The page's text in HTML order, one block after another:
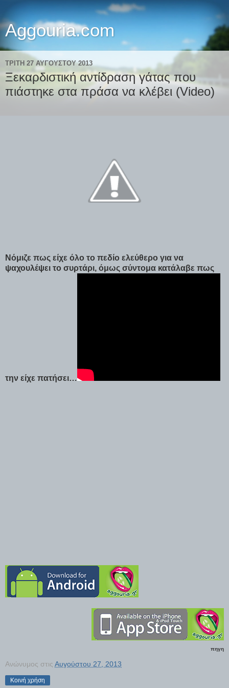
Aggouria.com
ΤΡΊΤΗ 27 ΑΥΓΟΎΣΤΟΥ 2013
Ξεκαρδιστική αντίδραση γάτας που
πιάστηκε στα πράσα να κλέβει (Video)
Νόμιζε πως είχε όλο το πεδίο ελεύθερο για να
ψαχουλέψει το συρτάρι, όμως σύντομα κατάλαβε πως
την είχε πατήσει…
πηγη
Ανώνυμος στις Αυγούστου 27, 2013
Κοινή χρήση